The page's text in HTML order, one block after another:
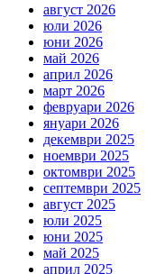
август 2026
юли 2026
юни 2026
май 2026
април 2026
март 2026
февруари 2026
януари 2026
декември 2025
ноември 2025
октомври 2025
септември 2025
август 2025
юли 2025
юни 2025
май 2025
април 2025